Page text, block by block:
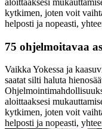
aloittaaksesi
kytkimen, joten voit
helposti ja nopeasti,
75 ohjelmoitavaa
Vaikka Yokessa ja
saatat silti haluta
aloittaaksesi
kytkimen, joten voit
helposti ja nopeasti,